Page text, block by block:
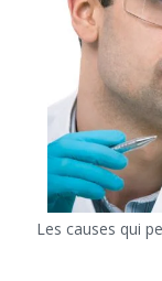
Les causes qui